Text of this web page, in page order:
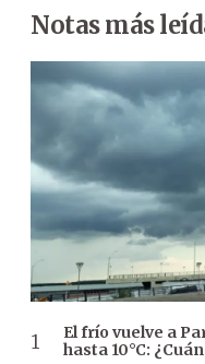
Notas más
El frío vuelve a
hasta 10°C: